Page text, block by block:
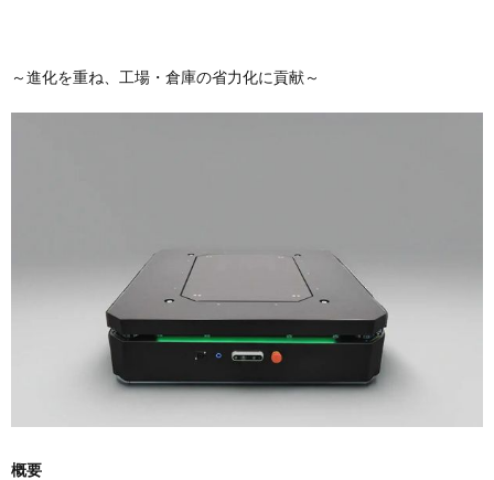
～進化を重ね、工場・倉庫の省力化に貢献～
概要